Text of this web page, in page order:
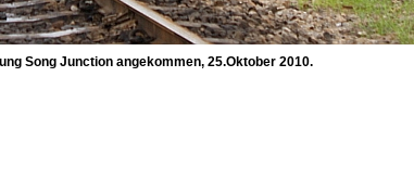
Song Junction angekommen, 25.Oktober 2010.